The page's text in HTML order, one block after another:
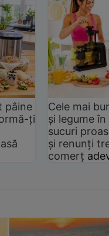
pâine
ți
Cele mai
și legume
sucuri
și renunți
comerț